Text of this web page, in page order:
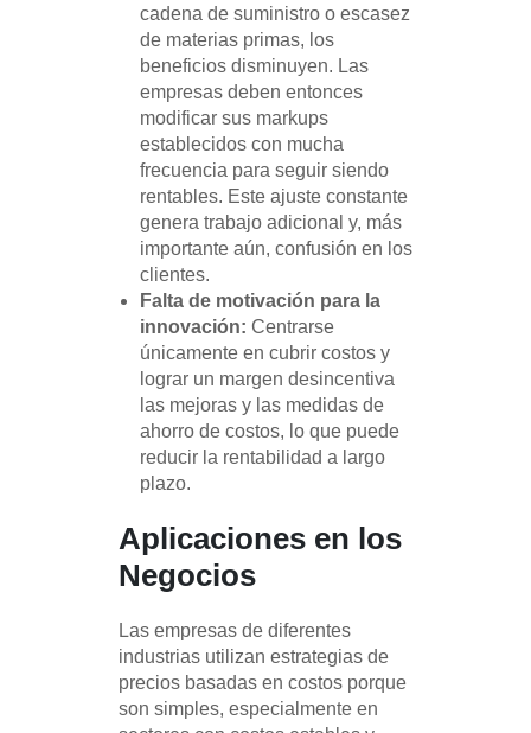
cadena de suministro o escasez
de materias primas, los
beneficios disminuyen. Las
empresas deben entonces
modificar sus markups
establecidos con mucha
frecuencia para seguir siendo
rentables. Este ajuste constante
genera trabajo adicional y, más
importante aún, confusión en los
clientes.
Falta de motivación para la
innovación: Centrarse
únicamente en cubrir costos y
lograr un margen desincentiva
las mejoras y las medidas de
ahorro de costos, lo que puede
reducir la rentabilidad a largo
plazo.
Aplicaciones en los
Negocios
Las empresas de diferentes
industrias utilizan estrategias de
precios basadas en costos porque
son simples, especialmente en